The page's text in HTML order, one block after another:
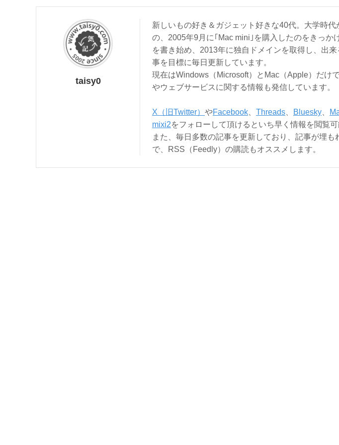
taisy0
新しいもの好き＆ガジェット好きな40代。大学時
の、2005年9月に｢Mac mini｣を購入したのをきっか
を書き始め、2013年に独自ドメインを取得し、出
事を目標に毎日更新しています。
現在はWindows（Microsoft）とMac（Apple）だけ
やウェブサービスに関する情報も発信しています。
X（旧Twitter） やFacebook Threads Bluesky
mixi2をフォローして頂けるといち早く情報を閲覧可
また、毎日多数の記事を更新しており、記事が埋
で、RSS（Feedly）の購読もオススメします。